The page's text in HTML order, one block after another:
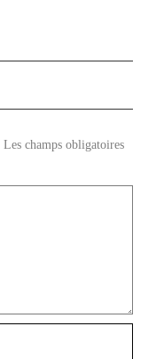
Les champs obligatoires